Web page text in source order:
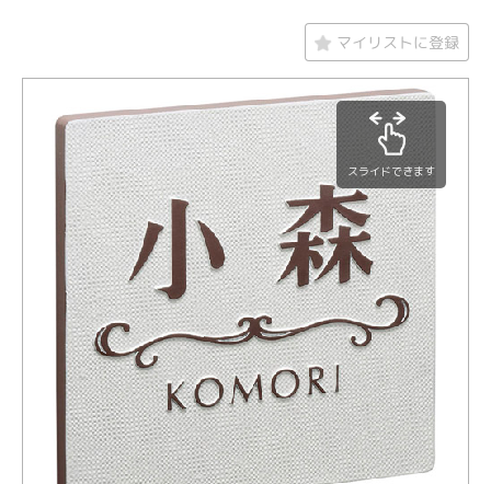
マイリストに登録
スライドできます